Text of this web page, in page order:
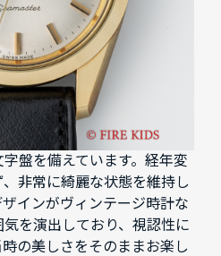
盤を備えています。経年変
非常に綺麗な状態を維持し
インがヴィンテージ時計な
を演出しており、視認性に
の美しさをそのままお楽し